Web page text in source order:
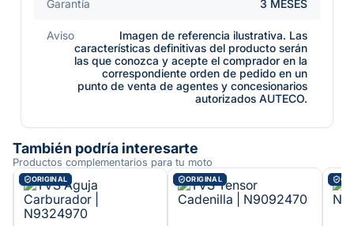
Garantía 3 MESES
Aviso
Imagen de referencia ilustrativa. Las
características definitivas del producto serán
las que conozca y acepte el comprador en la
correspondiente orden de pedido en un
punto de venta de agentes y concesionarios
autorizados AUTECO.
También podría interesarte
Productos complementarios para tu moto
ORIGINAL ORIGINAL